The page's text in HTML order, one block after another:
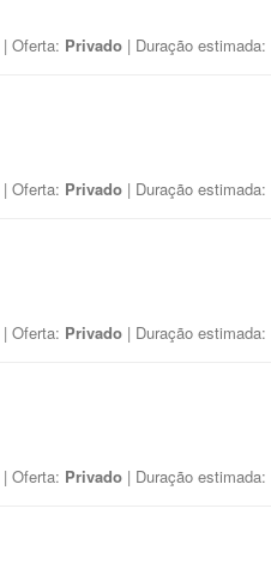
| Oferta: Privado | Duração estimada:
| Oferta: Privado | Duração estimada:
| Oferta: Privado | Duração estimada:
| Oferta: Privado | Duração estimada: